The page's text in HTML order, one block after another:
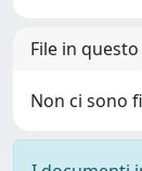
File in
Non ci sono